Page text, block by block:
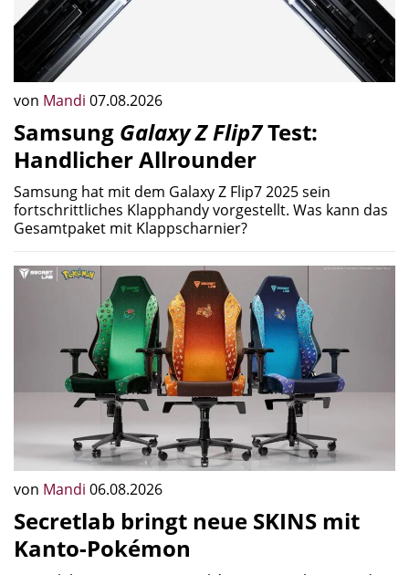
von Mandi 07.08.2026
Samsung Galaxy Z Flip7Test:
Handlicher Allrounder
Samsung hat mit dem Galaxy Z Flip7 2025 sein
fortschrittliches Klapphandy vorgestellt. Was kann das
Gesamtpaket mit Klappscharnier?
von Mandi 06.08.2026
Secretlab bringt neue SKINS mit
Kanto-Pokémon